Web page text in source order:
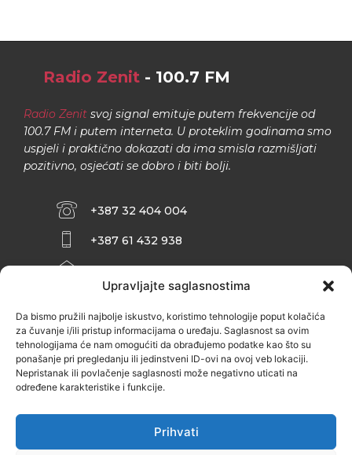
Upravljajte saglasnostima
Da bismo pružili najbolje iskustvo, koristimo tehnologije poput kolačića
za čuvanje i/ili pristup informacijama o uređaju. Saglasnost sa ovim
tehnologijama će nam omogućiti da obrađujemo podatke kao što su
ponašanje pri pregledanju ili jedinstveni ID-ovi na ovoj veb lokaciji.
Nepristanak ili povlačenje saglasnosti može negativno uticati na
određene karakteristike i funkcije.
Prihvati
Radio Zenit - 100.7 FM
Radio Zenit svoj signal emituje putem frekvencije od
100.7 FM i putem interneta. U proteklim godinama smo
uspjeli i praktično dokazati da ima smisla razmišljati
pozitivno, osjećati se dobro i biti bolji.
+387 32 404 004
+387 61 432 938
INFO@ZENIT.BA
ZENIČANKA, 3. SPRAT), 72000 ZENICA